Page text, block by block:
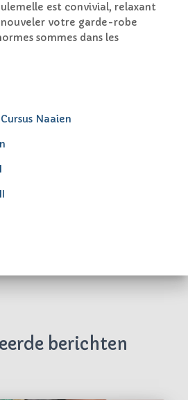
est convivial, relaxant
votre garde-robe
sommes dans les
Naaien
berichten